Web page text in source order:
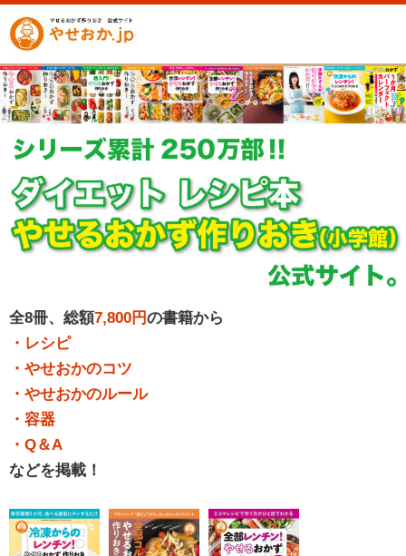
全8冊、総額7,800円の書籍から
・レシピ
・やせおかのコツ
・やせおかのルール
・容器
・Q＆A
などを掲載！